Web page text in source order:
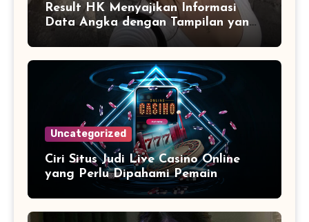
Result HK Menyajikan Informasi
Data Angka dengan Tampilan yang
Lebih Terstruktur dan Mudah
Dipahami
Uncategorized
Ciri Situs Judi Live Casino Online
yang Perlu Dipahami Pemain